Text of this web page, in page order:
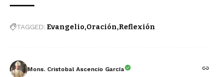
TAGGED: Evangelio Oración Reflexión
Mons. Cristobal Ascencio García